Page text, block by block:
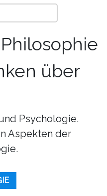
über
Psychologie.
Aspekten der